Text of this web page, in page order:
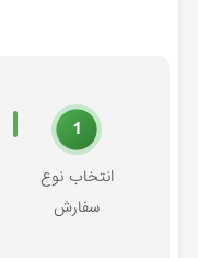
1
انتخاب نوع
سفارش